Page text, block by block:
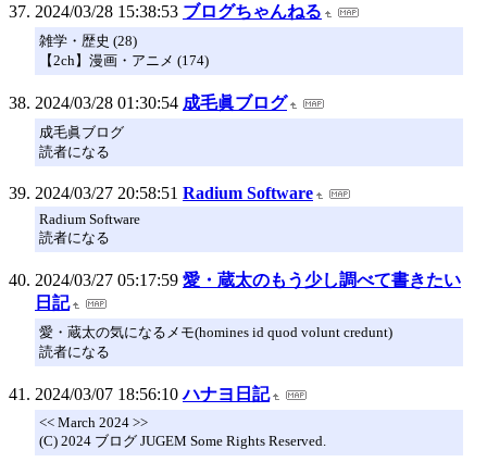
2024/03/28 15:38:53 ブログちゃんねる
雑学・歴史 (28)
【2ch】漫画・アニメ (174)
2024/03/28 01:30:54 成毛眞ブログ
成毛眞ブログ
読者になる
2024/03/27 20:58:51 Radium Software
Radium Software
読者になる
2024/03/27 05:17:59 愛・蔵太のもう少し調べて書きたい
日記
愛・蔵太の気になるメモ(homines id quod volunt credunt)
読者になる
2024/03/07 18:56:10 ハナヨ日記
<< March 2024 >>
(C) 2024 ブログ JUGEM Some Rights Reserved.